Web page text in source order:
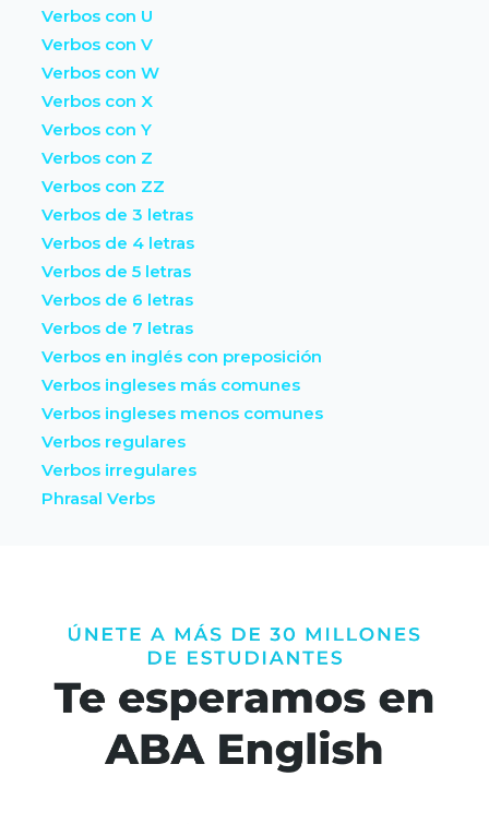
Verbos con U
Verbos con V
Verbos con W
Verbos con X
Verbos con Y
Verbos con Z
Verbos con ZZ
Verbos de 3 letras
Verbos de 4 letras
Verbos de 5 letras
Verbos de 6 letras
Verbos de 7 letras
Verbos en inglés con preposición
Verbos ingleses más comunes
Verbos ingleses menos comunes
Verbos regulares
Verbos irregulares
Phrasal Verbs